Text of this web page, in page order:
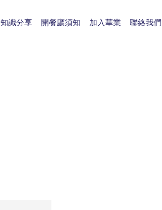
知識分享 開餐廳須知 加入華業 聯絡我們